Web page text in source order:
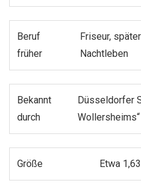
Beruf
früher
Friseur,
Nachtleben
Bekannt
durch
Düsseldorfer
Wollersheims“
Größe Etwa